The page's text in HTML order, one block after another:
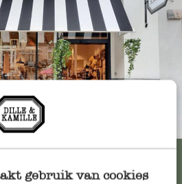
gebruik van cookies
Nähe